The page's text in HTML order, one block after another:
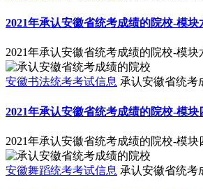
2021年承认安徽省统考成绩的院校-模块
2021年承认安徽省统考成绩的院校-模块
安徽书法统考考试信息 承认安徽省统考
2021年承认安徽省统考成绩的院校-模块
2021年承认安徽省统考成绩的院校-模块
安徽舞蹈统考考试信息 承认安徽省统考